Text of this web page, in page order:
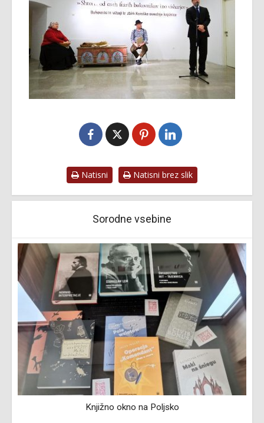
Natisni Natisni brez slik
Sorodne vsebine
Knjižno okno na Poljsko